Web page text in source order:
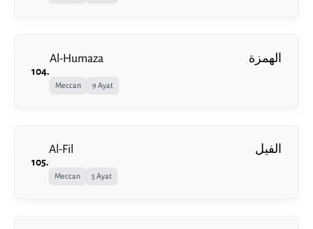
104.
Al-Humaza الهمزة
Meccan 9 Ayat
105.
Al-Fil الفيل
Meccan 5 Ayat